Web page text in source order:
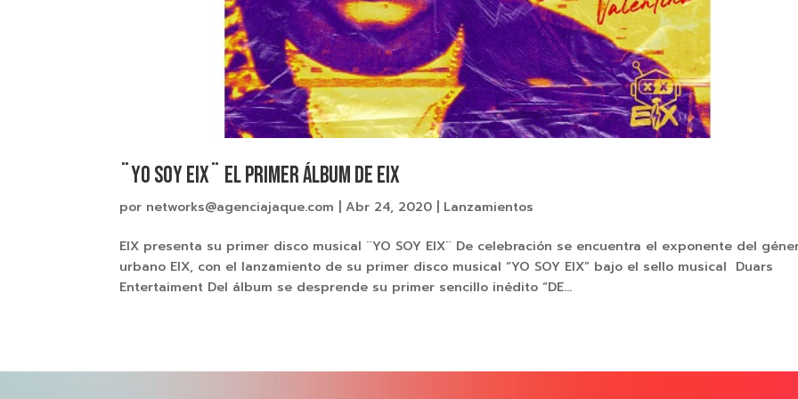
¨YO SOY EIX¨ El primer Álbum de EIX
por networks@agenciajaque.com |Abr 24, 2020 Lanzamientos
EIX presenta su primer disco musical ¨YO SOY EIX¨ De celebración se encuentra el exponente del
urbano EIX, con el lanzamiento de su primer disco musical “YO SOY EIX” bajo el sello musical Duars
Entertaiment Del álbum se desprende su primer sencillo inédito “DE...